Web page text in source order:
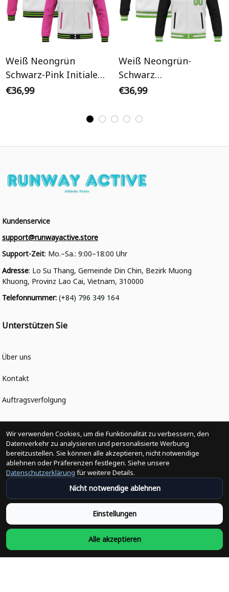
Weiß Neongrün
Schwarz-Pink Initiale
Personalisiertes Varsity
€36,99
Weiß Neongrün-
Schwarz
Personalisiertes Varsity
€36,99
Kundenservice
support@runwayactive.store
Support-Zeit: Mo.–Sa.: 9:00–18:00 Uhr
Adresse: Lo Su Thang, Gemeinde Din Chin, Bezirk Muong
Khuong, Provinz Lao Cai, Vietnam, 310000
Telefonnummer: (+84) 796 349 164
Unterstützen Sie
Über uns
Kontakt
Auftragsverfolgung
Politiken
Änderungen der Bestellung
Versandpolitik
Rückerstattungsrichtlinie
Rückgabepolitik
Wir verwenden Cookies, um die Funktionalität zu verbessern, den
Datenverkehr zu analysieren und personalisierte Werbung
bereitzustellen. Sie können alle akzeptieren, nicht notwendige
ablehnen oder Präferenzen festlegen. Siehe unsere
Datenschutzerklärung für weitere Details.
Nicht notwendige ablehnen
Einstellungen
Alle akzeptieren